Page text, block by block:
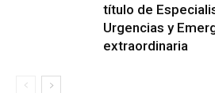
título de
Urgencias y
extraordinaria